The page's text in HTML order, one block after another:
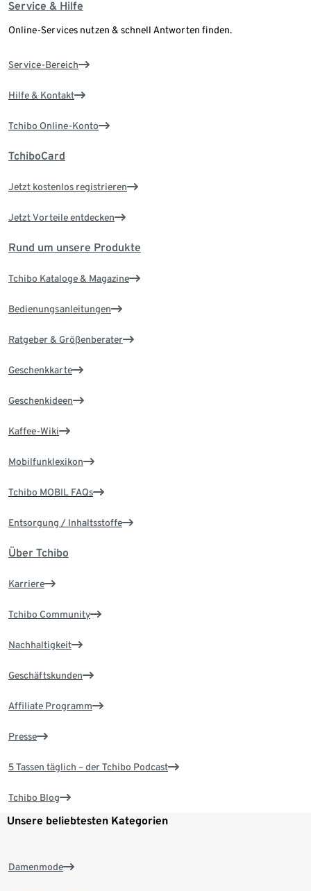
Service & Hilfe
Online-Services nutzen & schnell Antworten finden.
Service-Bereich
Hilfe & Kontakt
Tchibo Online-Konto
TchiboCard
Jetzt kostenlos registrieren
Jetzt Vorteile entdecken
Rund um unsere Produkte
Tchibo Kataloge & Magazine
Bedienungsanleitungen
Ratgeber & Größenberater
Geschenkkarte
Geschenkideen
Kaffee-Wiki
Mobilfunklexikon
Tchibo MOBIL FAQs
Entsorgung / Inhaltsstoffe
Über Tchibo
Karriere
Tchibo Community
Nachhaltigkeit
Geschäftskunden
Affiliate Programm
Presse
5 Tassen täglich – der Tchibo Podcast
Tchibo Blog
Unsere beliebtesten Kategorien
Damenmode